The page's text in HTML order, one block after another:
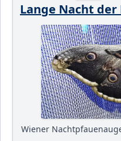
Lange Nacht
Wiener